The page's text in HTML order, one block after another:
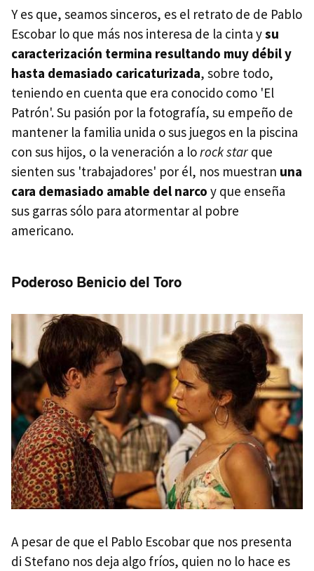
Y es que, seamos sinceros, es el retrato de de Pablo
Escobar lo que más nos interesa de la cinta ysu
caracterización termina resultando muy débil y
hasta demasiado caricaturizada, sobre todo,
teniendo en cuenta que era conocido como 'El
Patrón'. Su pasión por la fotografía, su empeño de
mantener la familia unida o sus juegos en la piscina
con sus hijos, o la veneración a lorock star que
sienten sus 'trabajadores' por él, nos muestran una
cara demasiado amable del narco y que enseña
sus garras sólo para atormentar al pobre
americano.
Poderoso Benicio del Toro
A pesar de que el Pablo Escobar que nos presenta
di Stefano nos deja algo fríos, quien no lo hace es